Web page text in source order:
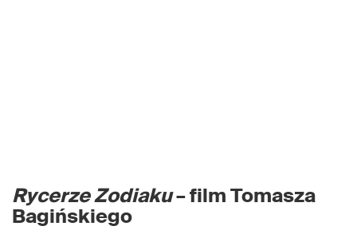
Rycerze Zodiaku– film Tomasza
Bagińskiego